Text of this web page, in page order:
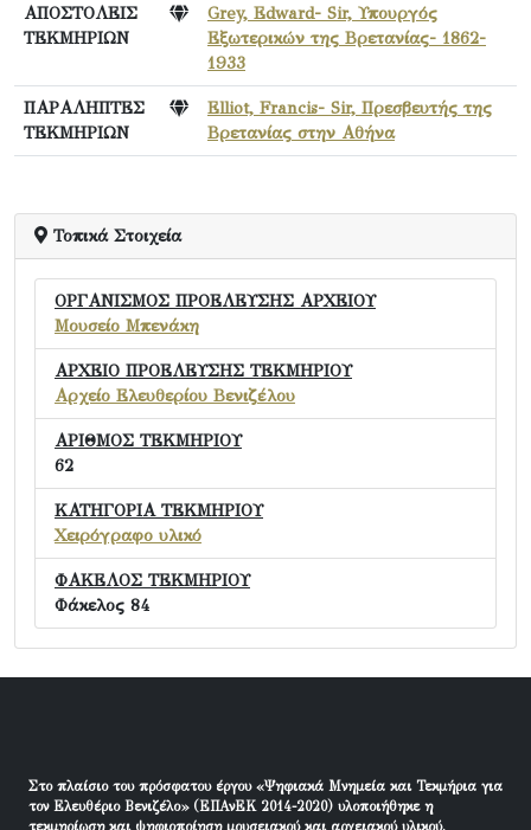
ΑΠΟΣΤΟΛΕΙΣ
ΤΕΚΜΗΡΙΩΝ
Grey, Edward- Sir, Υπουργός
Εξωτερικών της Βρετανίας- 1862-
1933
ΠΑΡΑΛΗΠΤΕΣ
ΤΕΚΜΗΡΙΩΝ
Elliot, Francis- Sir, Πρεσβευτής της
Βρετανίας στην Αθήνα
Τοπικά Στοιχεία
ΟΡΓΑΝΙΣΜΟΣ ΠΡΟΕΛΕΥΣΗΣ ΑΡΧΕΙΟΥ
Μουσείο Μπενάκη
ΑΡΧΕΙΟ ΠΡΟΕΛΕΥΣΗΣ ΤΕΚΜΗΡΙΟΥ
Αρχείο Ελευθερίου Βενιζέλου
ΑΡΙΘΜΟΣ ΤΕΚΜΗΡΙΟΥ
62
ΚΑΤΗΓΟΡΙΑ ΤΕΚΜΗΡΙΟΥ
Χειρόγραφο υλικό
ΦΑΚΕΛΟΣ ΤΕΚΜΗΡΙΟΥ
Φάκελος 84
Στο πλαίσιο του πρόσφατου έργου «Ψηφιακά Μνημεία και Τεκμήρια για
τον Ελευθέριο Βενιζέλο» (ΕΠΑνΕΚ 2014-2020) υλοποιήθηκε η
τεκμηρίωση και ψηφιοποίηση μουσειακού και αρχειακού υλικού.